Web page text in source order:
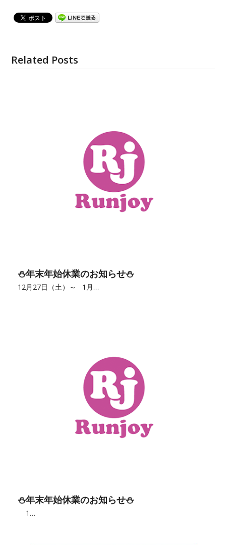
Related Posts
⛄年末年始休業のお知らせ⛄
12月27日（土）～ 1月…
⛄年末年始休業のお知らせ⛄
1…